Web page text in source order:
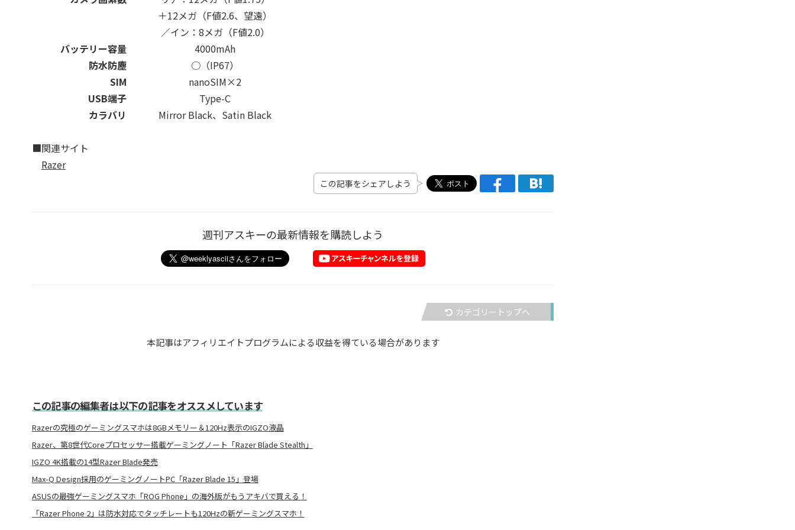
＋12メガ（F値2.6、望遠）
／イン：8メガ（F値2.0）
バッテリー容量
4000mAh
防水防塵
○（IP67）
SIM
nanoSIM×2
USB端子
Type-C
カラバリ
Mirror Black、Satin Black
■関連サイト
Razer
この記事をシェアしよう
週刊アスキーの最新情報を購読しよう
カテゴリートップへ
本記事はアフィリエイトプログラムによる収益を得ている場合があります
この記事の編集者は以下の記事をオススメしています
Razerの究極のゲーミングスマホは8GBメモリー＆120Hz表示のIGZO液晶
Razer、第8世代Coreプロセッサー搭載ゲーミングノート「Razer Blade Stealth」
IGZO 4K搭載の14型Razer Blade発売
Max-Q Design採用のゲーミングノートPC「Razer Blade 15」登場
ASUSの最強ゲーミングスマホ「ROG Phone」の海外版がもうアキバで買える！
「Razer Phone 2」は防水対応でタッチレートも120Hzの新ゲーミングスマホ！